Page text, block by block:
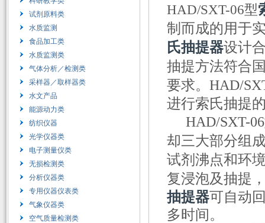
试剂原料类
水质监测
食品加工类
水质监测类
气体分析／检测类
采样器／取样器类
水文产品
能源动力类
纺织仪器
光学仪器类
电子测量仪类
无损检测类
分析仪器类
专用仪器仪表类
气象仪器类
空气质量检测类
HAD/SXT-06型
制而成的用于
氏抽提器设计
抽提方法符合
要求。HAD/
进行索氏抽提
HAD/SXT-
却三大部分组
试剂沸点和环
复浸泡及抽提
抽提器可自动
多时间。